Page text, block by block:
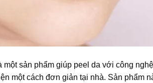
sản phẩm giúp peel da với công
một cách đơn giản tại nhà. Sản phẩm